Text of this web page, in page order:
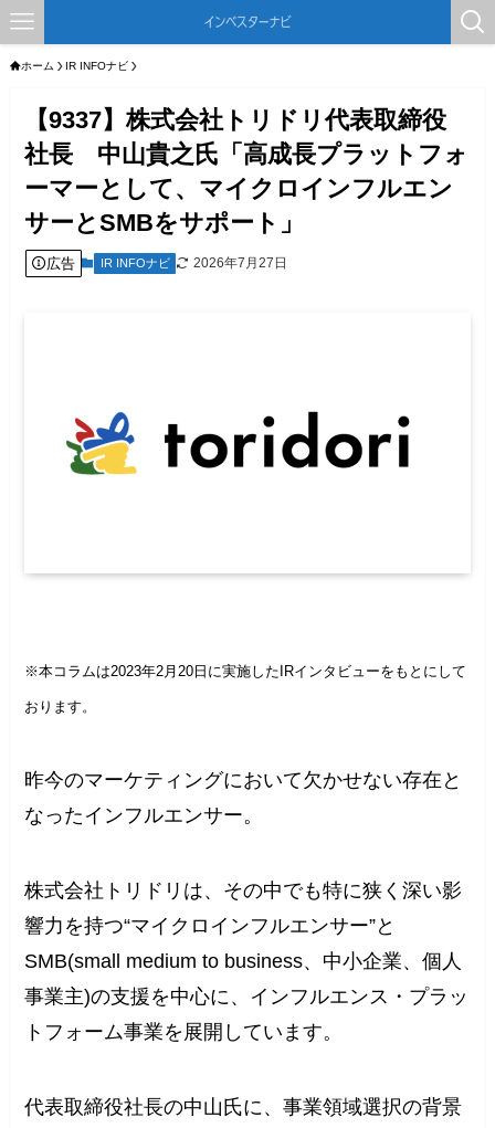
ホーム IR INFOナビ
【9337】株式会社トリドリ代表取締役
社長 中山貴之氏「高成長プラットフォ
ーマーとして、マイクロインフルエン
サーとSMBをサポート」
広告 IR INFOナビ 2026年7月27日
※本コラムは2023年2月20日に実施したIRインタビューをもとにして
おります。
昨今のマーケティングにおいて欠かせない存在と
なったインフルエンサー。
株式会社トリドリは、その中でも特に狭く深い影
響力を持つ“マイクロインフルエンサー”と
SMB(small medium to business、中小企業、個人
事業主)の支援を中心に、インフルエンス・プラッ
トフォーム事業を展開しています。
代表取締役社長の中山氏に、事業領域選択の背景